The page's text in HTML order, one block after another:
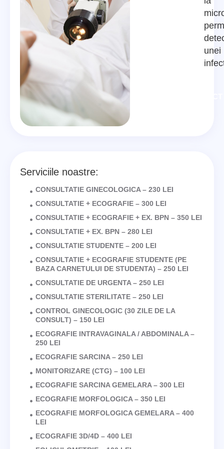
unei
Serviciile noastre:
CONSULTATIE GINECOLOGICA – 230 LEI
CONSULTATIE + ECOGRAFIE – 300 LEI
CONSULTATIE + ECOGRAFIE + EX. BPN – 350 LEI
CONSULTATIE + EX. BPN – 280 LEI
CONSULTATIE STUDENTE – 200 LEI
CONSULTATIE + ECOGRAFIE STUDENTE (PE
BAZA CARNETULUI DE STUDENTA) – 250 LEI
CONSULTATIE DE URGENTA – 250 LEI
CONSULTATIE STERILITATE – 250 LEI
CONTROL GINECOLOGIC (30 ZILE DE LA
CONSULT) – 150 LEI
ECOGRAFIE INTRAVAGINALA / ABDOMINALA –
250 LEI
ECOGRAFIE SARCINA – 250 LEI
MONITORIZARE (CTG) – 100 LEI
ECOGRAFIE SARCINA GEMELARA – 300 LEI
ECOGRAFIE MORFOLOGICA – 350 LEI
ECOGRAFIE MORFOLOGICA GEMELARA – 400
LEI
ECOGRAFIE 3D/4D – 400 LEI